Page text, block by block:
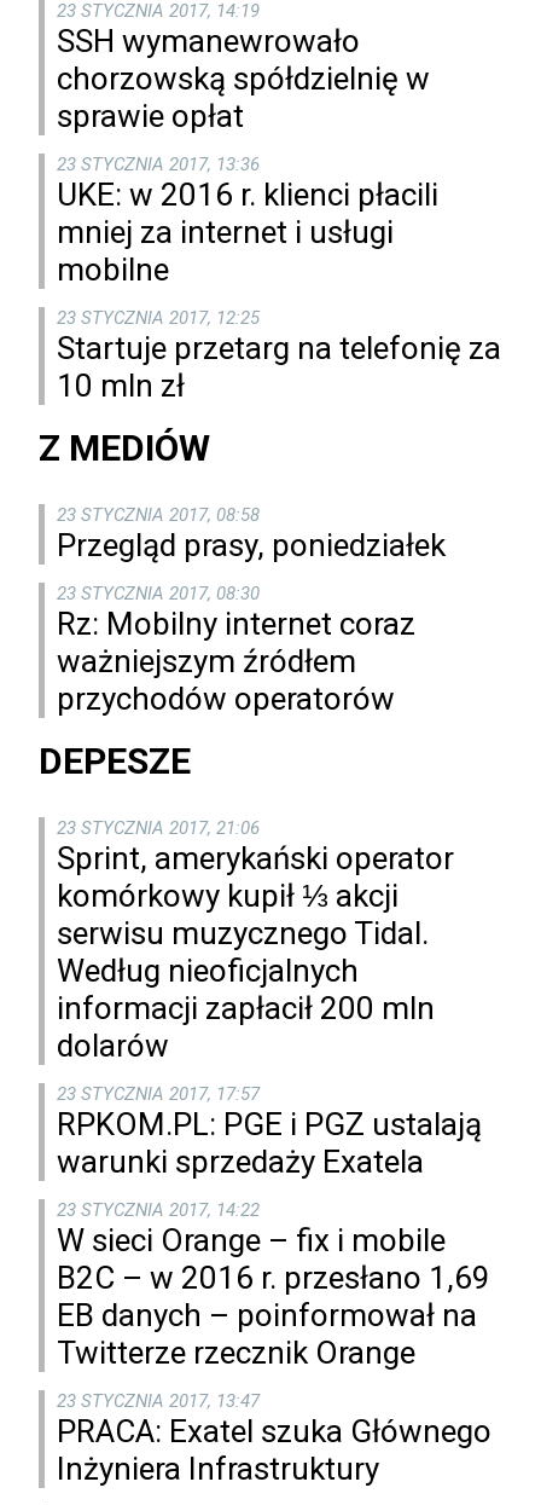
23 STYCZNIA 2017, 14:19
SSH wymanewrowało
chorzowską spółdzielnię w
sprawie opłat
23 STYCZNIA 2017, 13:36
UKE: w 2016 r. klienci płacili
mniej za internet i usługi
mobilne
23 STYCZNIA 2017, 12:25
Startuje przetarg na telefonię za
10 mln zł
Z MEDIÓW
23 STYCZNIA 2017, 08:58
Przegląd prasy, poniedziałek
23 STYCZNIA 2017, 08:30
Rz: Mobilny internet coraz
ważniejszym źródłem
przychodów operatorów
DEPESZE
23 STYCZNIA 2017, 21:06
Sprint, amerykański operator
komórkowy kupił ⅓ akcji
serwisu muzycznego Tidal.
Według nieoficjalnych
informacji zapłacił 200 mln
dolarów
23 STYCZNIA 2017, 17:57
RPKOM.PL: PGE i PGZ ustalają
warunki sprzedaży Exatela
23 STYCZNIA 2017, 14:22
W sieci Orange – fix i mobile
B2C – w 2016 r. przesłano 1,69
EB danych – poinformował na
Twitterze rzecznik Orange
23 STYCZNIA 2017, 13:47
PRACA: Exatel szuka Głównego
Inżyniera Infrastruktury